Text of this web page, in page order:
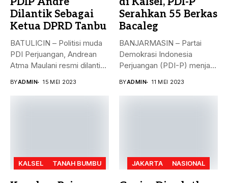
Dilantik Sebagai
Ketua DPRD Tanbu
BATULICIN – Politisi muda
PDI Perjuangan, Andrean
Atma Maulani resmi dilantik
BYADMIN 15 MEI 2023
Serahkan 55 Berkas
Bacaleg
BANJARMASIN – Partai
Demokrasi Indonesia
Perjuangan (PDI-P) menjadi
BYADMIN 11 MEI 2023
KALSEL TANAH BUMBU JAKARTA NASIONAL